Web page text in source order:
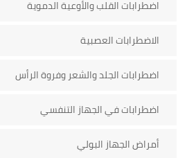
اضطرابات القلب والأوعية الدموية
الاضطرابات العصبية
اضطرابات الجلد والشعر وفروة الرأس
اضطرابات في الجهاز التنفسي
أمراض الجهاز البولي